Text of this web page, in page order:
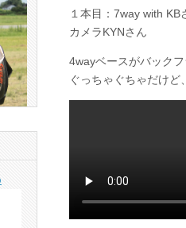
１本目：7way with
カメラKYNさん
4wayベースがバックフ
ぐっちゃぐちゃだけど